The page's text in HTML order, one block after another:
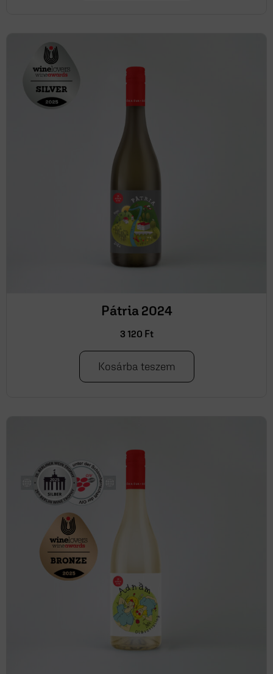
Pátria 2024
3 120 Ft
Kosárba teszem